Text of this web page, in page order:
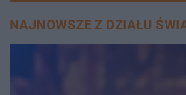
NAJNOWSZE Z DZIAŁU